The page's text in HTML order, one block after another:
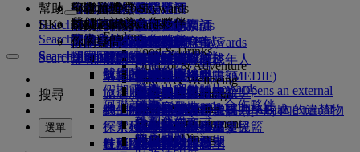
精選票價
特別優惠
行程規劃
預訂酒店
旅行團及活動
旅遊服務
機場迎賓機場迎賓 Opens an external
link in a new tab
杜拜轉機服務
座位選擇
保留我的票價
阿聯酋航空應用程式
取消預訂
更改你的預訂
選擇你的座位
升級航班
管理專車接送
預訂無障礙出行
網上辦理登機手續
辦理登機手續選項
航班狀況
旅遊資訊
危險品指南
規則及注意事項
健康
旅行健康證明書 (MEDIF)
餐膳資訊
阿拉伯聯合酋長國 (UAE) 內的違禁物
品
杜拜國際機場
行李資料
行李資料
托運行李
隨身行李
購買更多行李限額
額外托運行李限額
杜拜行李服務
行李延誤或損壞
簽證和護照
尋找你的簽證要求
簽證及護照資料
美國旅遊授權
阿聯酋簽證
Search flight
機艙特色
頭等客艙
商務客艙
尊尚經濟客艙
經濟客艙
舒適的機上體驗
機上娛樂
ice 精選
ice 直播電視
你的旅程從此開始
阿聯酋航空體驗
專車接送
阿聯酋航空服務
季節性場合
非接觸式旅程
我們的貴賓室
頭等客艙貴賓室
商務客艙貴賓室
家庭旅遊
與家人同行
計劃你的家庭旅行
無人陪同的未成年人
懷孕
行李限額
兒童及嬰兒票價規則
汽車安全座椅及嬰兒籃
在機場
Fly Better
飛悅卓越
飛悅卓越的理由
關於我們
關於我們
我們的故事
媒體中心媒體中心 Opens an external
link in a new tab
集團公司
安全
Search flight
目的地
我們的目的地
亞太地區
美洲
非洲
歐洲
中東
探索杜拜
最新目的地
Explore Dubai
Explore Dubai
Explore
Food & Drinks
Outdoor & Adventure
Fitness & Wellbeing
Culture & Heritage
Beach & Marine
Family entertainment
Outdoor Dining
我們的旅遊合作夥伴
空中和地面合作夥伴
我們的旅遊合作夥伴
澳洲航空
flydubai
阿聯酋航空 Skywards 合作夥伴
探索
探索阿聯酋航空目的地
航線圖
假期靈感
海灘目的地
大自然假期
歷史和文化假期
Search flight
阿聯酋航空 Skywards
加入阿聯酋航空 Skywards
關於阿聯酋航空 Skywards
會員級別
flydubai
現金 + 哩數
電子會員卡
我的家庭
使用哩數
Business Rewards
註冊你的公司
Business Rewards
註冊你的公司
登入 Business Rewards
優惠
計劃運作方式
常見問題
Search flight
幫助
幫助和聯絡
幫助和聯絡
幫助和聯絡
更改或取消
簽證和護照協助
意見和投訴
行李延誤或損壞支援
杜拜接駁服務
你的疑問
常見問題
常見問題
預訂阿聯酋航空航班
我們的網絡和代碼共享航班
我們的其他產品
特別協助與要求
Search flight
HK
搜尋
選單